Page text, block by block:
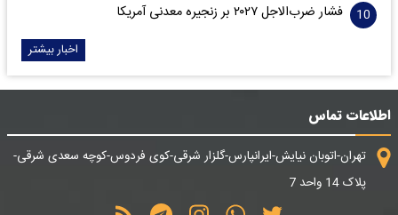
فشار ضرب‌الاجل ۲۰۲۷ بر زنجیره معدنی آمریکا
اخبار بیشتر
اطلاعات تماس
تهران-اتوبان نیایش-ایرانپارس-گلزار شرقی-کوی فردوس-کوچه سعدی شرقی-
پلاک 14 واحد 7